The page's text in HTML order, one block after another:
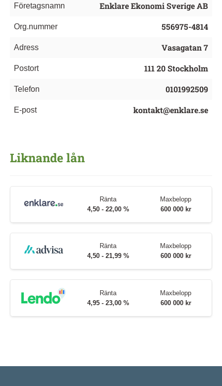
Företagsnamn Enklare Ekonomi Sverige AB
Org.nummer 556975-4814
Adress Vasagatan 7
Postort 111 20 Stockholm
Telefon 0101992509
E-post kontakt@enklare.se
Liknande lån
Ränta
4,50 - 22,00 %
Maxbelopp
600 000 kr
Ränta
4,50 - 21,99 %
Maxbelopp
600 000 kr
Ränta
4,95 - 23,00 %
Maxbelopp
600 000 kr